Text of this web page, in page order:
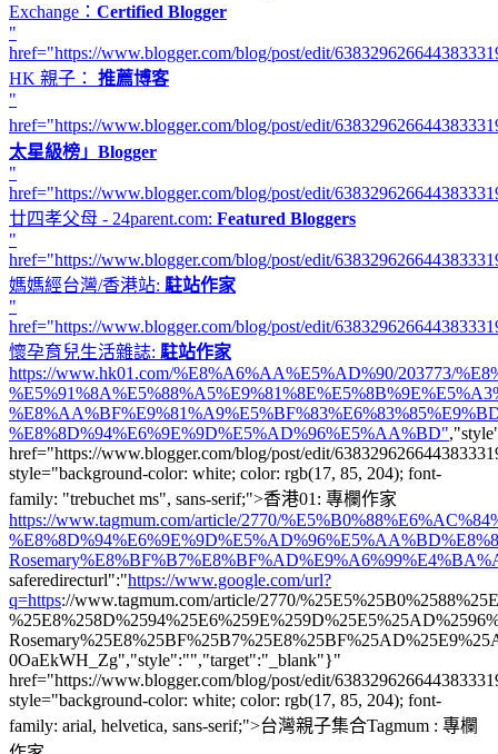
Exchange： Certified Blogger
"
href="https://www.blogger.com/blog/post/edit/
HK 親子： 推薦博客
"
href="https://www.blogger.com/blog/post/edit/
太星級榜」Blogger
"
href="https://www.blogger.com/blog/post/edit/
廿四孝父母 - 24parent.com: Featured Bloggers
"
href="https://www.blogger.com/blog/post/edit/
媽媽經台灣/香港站: 駐站作家
"
href="https://www.blogger.com/blog/post/edit/
懷孕育兒生活雜誌: 駐站作家
https://www.hk01.com/%E8%A6%AA%E5%AD%90/203773/
%E8%8D%94%E6%9E%9D%E5%AD%96%E5%AA%BD"
href="https://www.blogger.com/blog/post/edit/
style="background-color: white; color: rgb(17, 85, 204); font-
family: "trebuchet ms", sans-serif;">香港01: 專欄作家
https://www.tagmum.com/article/2770/
saferedirecturl":"https://www.google.com/url?
q=https://www.tagmum.com/article/2770/
0OaEkWH_Zg","style":"","target":"_blank"}"
href="https://www.blogger.com/blog/post/edit/
style="background-color: white; color: rgb(17, 85, 204); font-
family: arial, helvetica, sans-serif;">台灣親子集合Tagmum : 專欄